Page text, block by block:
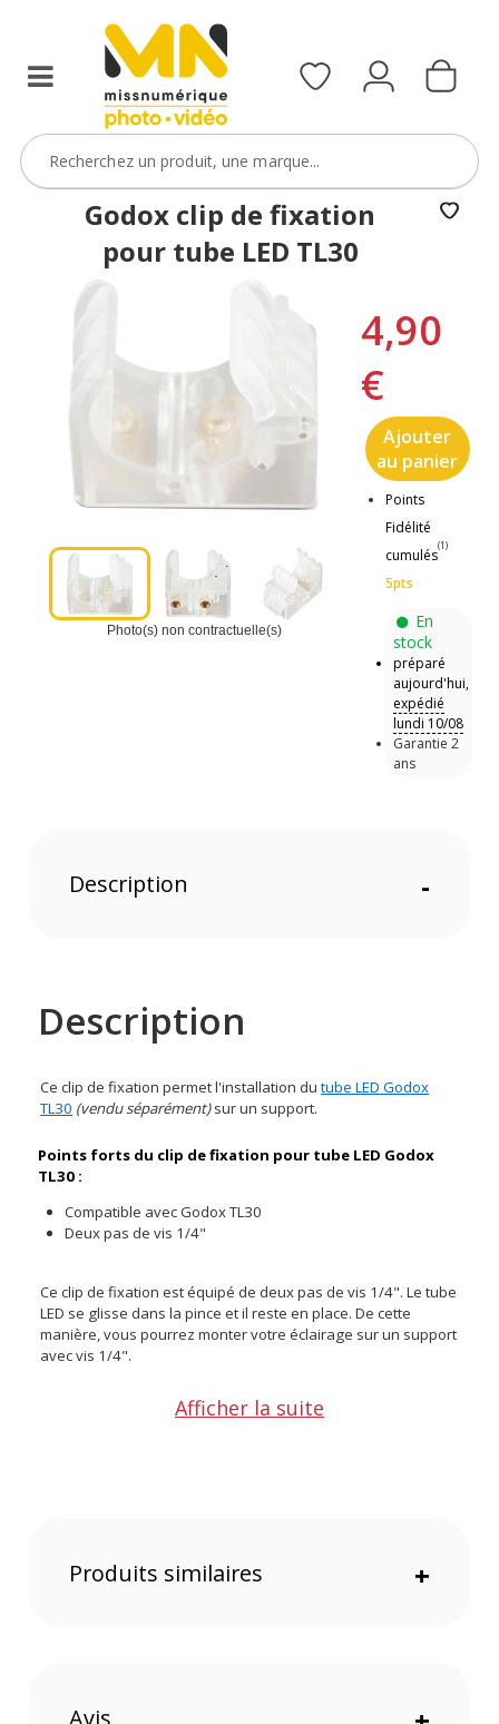
Godox clip de fixation
pour tube LED TL30
Photo(s) non contractuelle(s)
4,90
€
Ajouter
au panier
Points
Fidélité
cumulés
(1)
5pts
En
stock
préparé
aujourd'hui,
expédié
lundi 10/08
Garantie 2
ans
Description -
Description
Ce clip de fixation permet l'installation dutube LED Godox
TL30 (vendu séparément)sur un support.
Points forts du clip de fixation pour tube LED Godox
TL30 :
Compatible avec Godox TL30
Deux pas de vis 1/4"
Ce clip de fixation est équipé de deux pas de vis 1/4". Le tube
LED se glisse dans la pince et il reste en place. De cette
manière, vous pourrez monter votre éclairage sur un support
avec vis 1/4".
Caractéristiques du clip de fixation pour tube LED
1x Clip de fixation
Offre valable jusqu'au 07-08-2026 inclus.
Afficher la suite
Produits similaires +
Avis